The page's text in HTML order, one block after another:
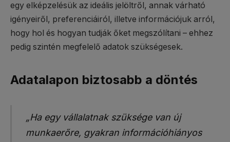
egy elképzelésük az ideális jelöltről, annak várható
igényeiről, preferenciáiról, illetve információjuk arról,
hogy hol és hogyan tudják őket megszólítani – ehhez
pedig szintén megfelelő adatok szükségesek.
Adatalapon biztosabb a döntés
„Ha egy vállalatnak szüksége van új
munkaerőre, gyakran információhiányos